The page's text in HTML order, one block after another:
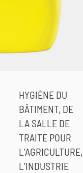
HYGIÈNE DU
BÂTIMENT, DE
LA SALLE DE
TRAITE POUR
L’AGRICULTURE,
L’INDUSTRIE